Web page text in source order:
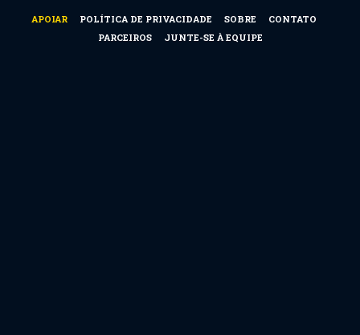
APOIAR POLÍTICA DE PRIVACIDADE SOBRE
CONTATO
PARCEIROS
JUNTE-SE À EQUIPE